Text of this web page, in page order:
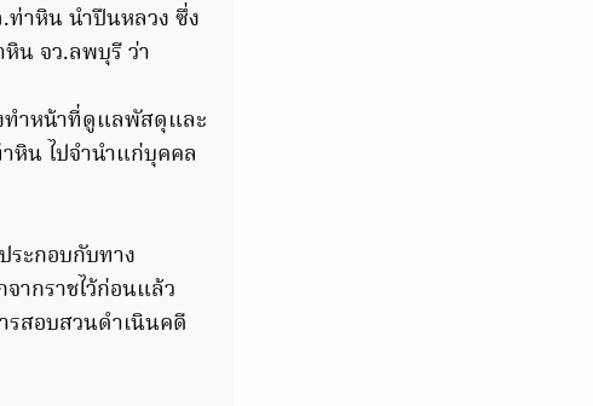
าหิน นำปืนหลวง ซึ่ง
น จว.ลพบุรี ว่า
ทำหน้าที่ดูแลพัสดุและ
หิน ไปจำนำแก่บุคคล
ะกอบกับทาง
ากราชไว้ก่อนแล้ว
รสอบสวนดำเนินคดี